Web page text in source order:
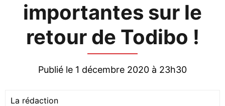
importantes sur le
retour de Todibo !
Publié le 1 décembre 2020 à 23h30
La rédaction